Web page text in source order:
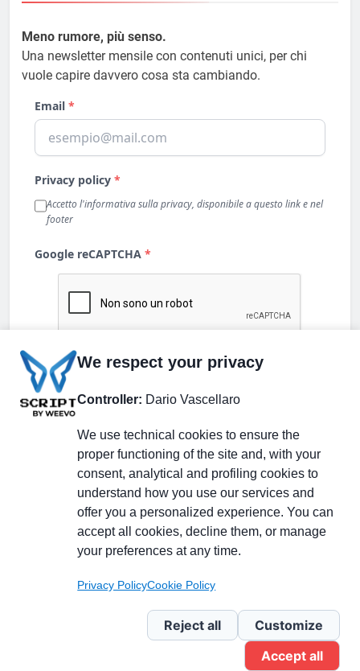
Meno rumore, più senso.
Una newsletter mensile con contenuti unici, per chi
vuole capire davvero cosa sta cambiando.
Partecipa alla discussione
Pagina Linkedin
Newsletter Linkedin
We respect your privacy
Controller: Dario Vascellaro
We use technical cookies to ensure the
proper functioning of the site and, with your
consent, analytical and profiling cookies to
understand how you use our services and
offer you a personalized experience. You can
accept all cookies, decline them, or manage
your preferences at any time.
Privacy PolicyCookie Policy
Reject all
Customize
Accept all